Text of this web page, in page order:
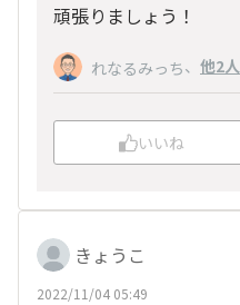
頑張りましょう！
れなるみっち、 他2人
いいね
きょうこ
2022/11/04 05:49